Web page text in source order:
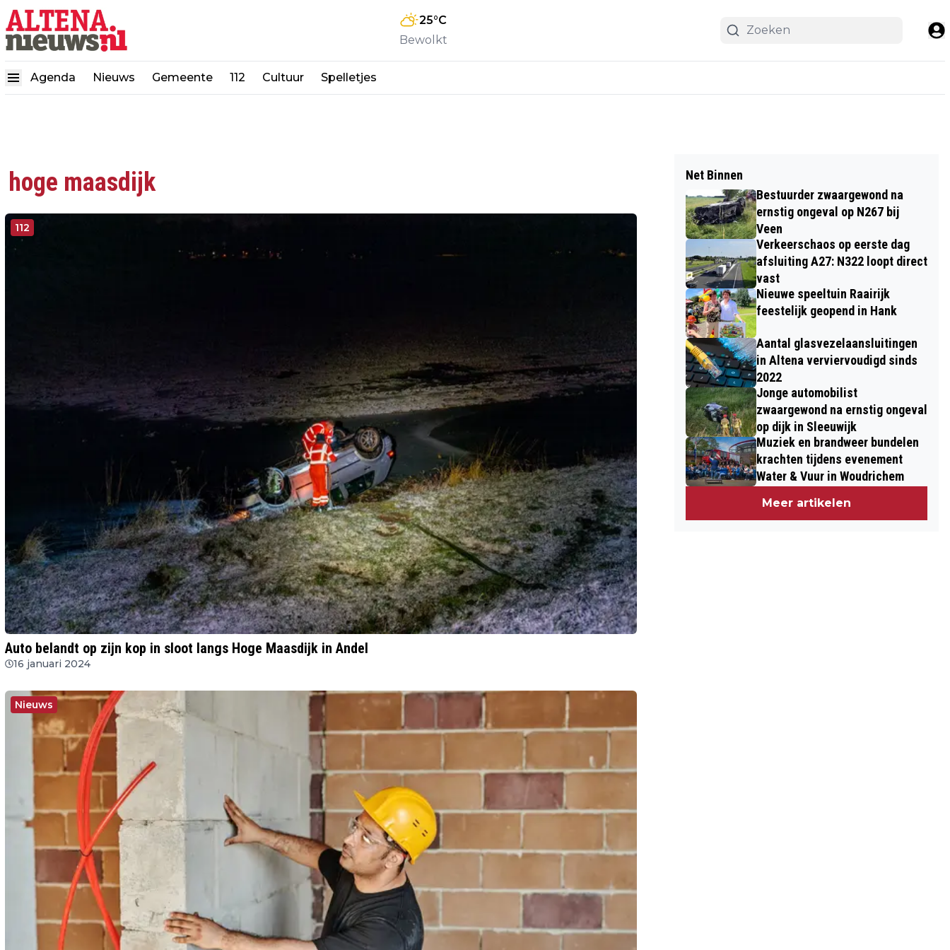
25°C
Bewolkt
Agenda Nieuws Gemeente 112 Cultuur Spelletjes
hoge maasdijk
112
Auto belandt op zijn kop in sloot langs Hoge Maasdijk in Andel
16 januari 2024
Nieuws
Net Binnen
Bestuurder zwaargewond na
ernstig ongeval op N267 bij
Veen
Verkeerschaos op eerste dag
afsluiting A27: N322 loopt direct
vast
Nieuwe speeltuin Raairijk
feestelijk geopend in Hank
Aantal glasvezelaansluitingen
in Altena verviervoudigd sinds
2022
Jonge automobilist
zwaargewond na ernstig ongeval
op dijk in Sleeuwijk
Muziek en brandweer bundelen
krachten tijdens evenement
Water & Vuur in Woudrichem
Meer artikelen